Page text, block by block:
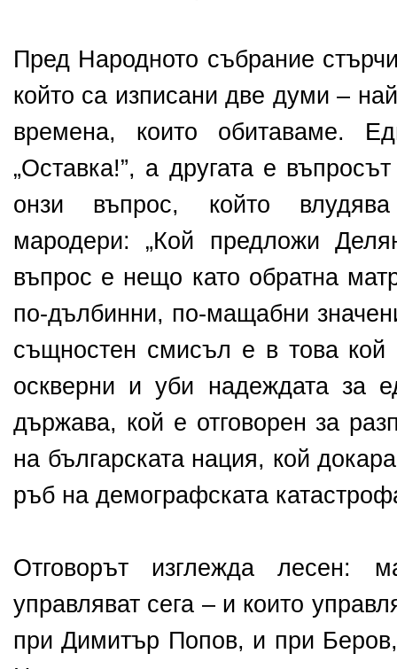
Пред Народното събрание
който са изписани две думи –
времена, които обитаваме.
„Оставка!”, а другата е
онзи въпрос, който
мародери: „Кой предложи
въпрос е нещо като обратна
по-дълбинни, по-мащабни
същностен смисъл е в това кой
оскверни и уби надеждата за
държава, кой е отговорен за
на българската нация, кой
ръб на демографската
Отговорът изглежда лесен:
управляват сега – и които
при Димитър Попов, и при